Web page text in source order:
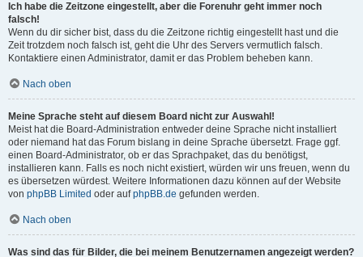
Ich habe die Zeitzone eingestellt, aber die Forenuhr geht immer noch
falsch!
Wenn du dir sicher bist, dass du die Zeitzone richtig eingestellt hast und die
Zeit trotzdem noch falsch ist, geht die Uhr des Servers vermutlich falsch.
Kontaktiere einen Administrator, damit er das Problem beheben kann.
Nach oben
Meine Sprache steht auf diesem Board nicht zur Auswahl!
Meist hat die Board-Administration entweder deine Sprache nicht installiert
oder niemand hat das Forum bislang in deine Sprache übersetzt. Frage ggf.
einen Board-Administrator, ob er das Sprachpaket, das du benötigst,
installieren kann. Falls es noch nicht existiert, würden wir uns freuen, wenn du
es übersetzen würdest. Weitere Informationen dazu können auf der Website
von phpBB Limited oder aufphpBB.de gefunden werden.
Nach oben
Was sind das für Bilder, die bei meinem Benutzernamen angezeigt werden?